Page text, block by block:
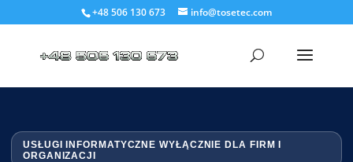
+48 506 130 673 info@tosetec.com
USŁUGI INFORMATYCZNE WYŁĄCZNIE DLA FIRM I
ORGANIZACJI